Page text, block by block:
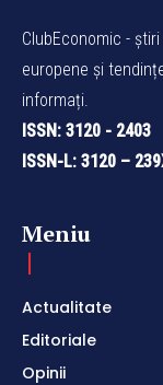
ClubEconomic -
europene și
informați.
ISSN: 3120 - 2403
ISSN-L: 3120 –
Meniu
Actualitate
Editoriale
Opinii